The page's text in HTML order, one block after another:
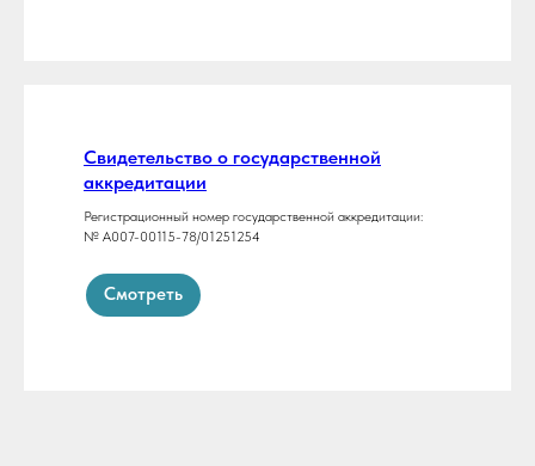
Свидетельство о государственной
аккредитации
Регистрационный номер государственной аккредитации:
№ А007-00115-78/01251254
Смотреть